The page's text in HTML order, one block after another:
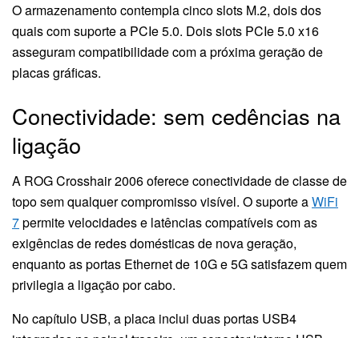
O armazenamento contempla cinco slots M.2, dois dos
quais com suporte a PCIe 5.0. Dois slots PCIe 5.0 x16
asseguram compatibilidade com a próxima geração de
placas gráficas.
Conectividade: sem cedências na
ligação
A ROG Crosshair 2006 oferece conectividade de classe de
topo sem qualquer compromisso visível. O suporte aWiFi
7permite velocidades e latências compatíveis com as
exigências de redes domésticas de nova geração,
enquanto as portas Ethernet de 10G e 5G satisfazem quem
privilegia a ligação por cabo.
No capítulo USB, a placa inclui duas portas USB4